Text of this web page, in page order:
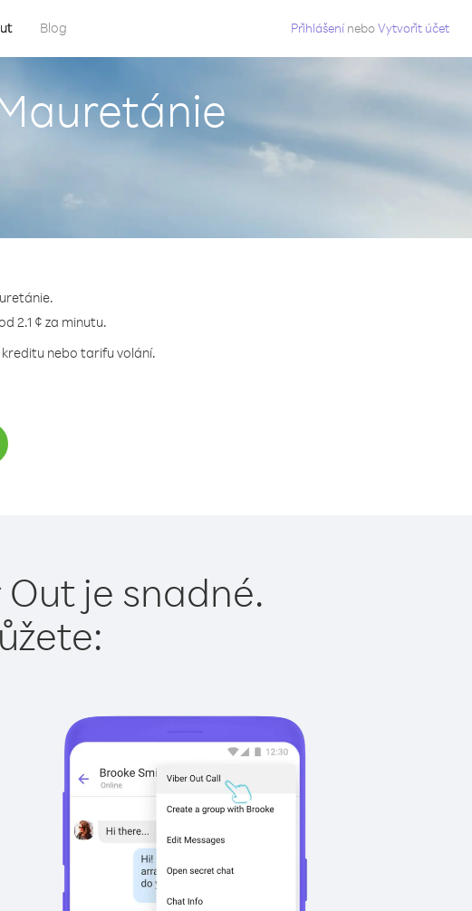
Blog Přihlášení neboVytvořit účet
2.1 ¢ za minutu.
kreditu nebo tarifu volání.
je snadné.